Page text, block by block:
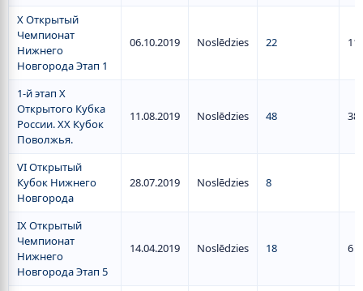
X Открытый
Чемпионат
Нижнего
Новгорода Этап 1
06.10.2019 Noslēdzies 22 11
1-й этап X
Открытого Кубка
России. XX Кубок
Поволжья.
11.08.2019 Noslēdzies 48 38
VI Открытый
Кубок Нижнего
Новгорода
28.07.2019 Noslēdzies 8
IX Открытый
Чемпионат
Нижнего
Новгорода Этап 5
14.04.2019 Noslēdzies 18 6